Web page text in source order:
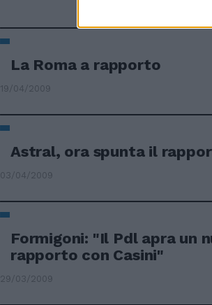
La Roma a rapporto
19/04/2009
Astral, ora spunta il
03/04/2009
Formigoni: "Il Pdl apra un
rapporto con Casini"
29/03/2009